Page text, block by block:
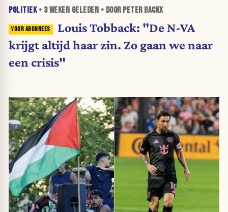
POLITIEK• 3 WEKEN GELEDEN • DOOR PETER BACKX
Louis Tobback: "De N-VA
krijgt altijd haar zin. Zo gaan we naar
een crisis"